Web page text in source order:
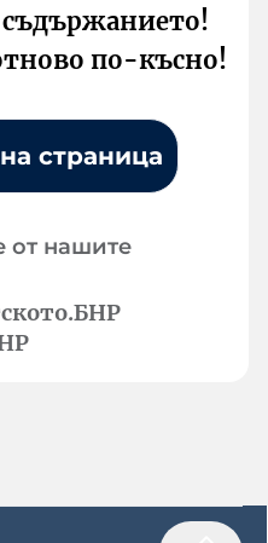
по-късно!
страница
от нашите